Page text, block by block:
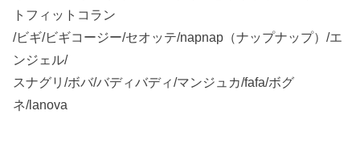
トフィットコラン
/ビギ/ビギコージー/セオッテ/napnap（ナップナップ）/エ
ンジェル/
スナグリ/ボバ/バディバディ/マンジュカ/fafa/ボグ
ネ/lanova